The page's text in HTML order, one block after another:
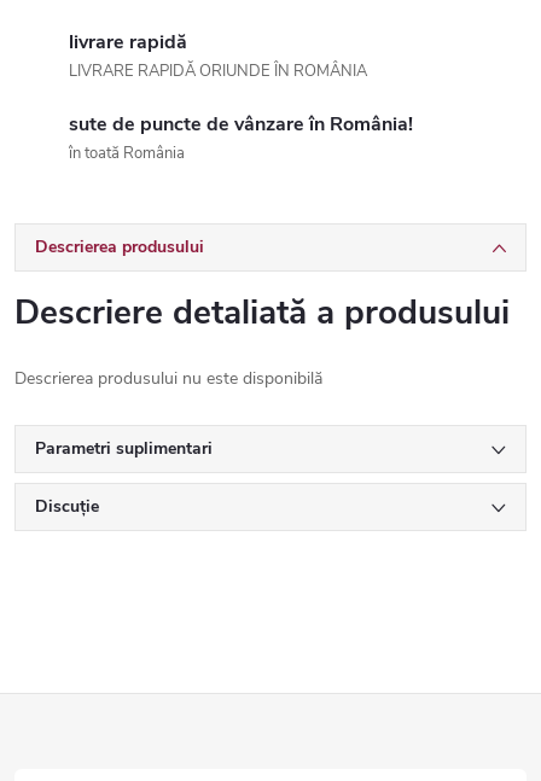
livrare rapidă
LIVRARE RAPIDĂ ORIUNDE ÎN ROMÂNIA
sute de puncte de vânzare în România!
în toată România
Descrierea produsului
Descriere detaliată a produsului
Descrierea produsului nu este disponibilă
Parametri suplimentari
Discuţie